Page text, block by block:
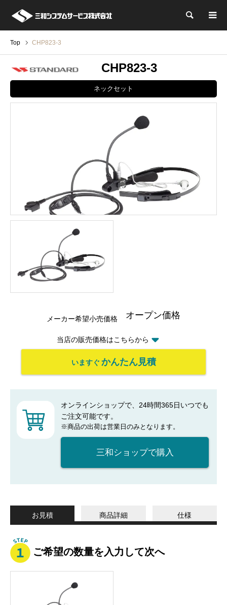
検索
Top CHP823-3
CHP823-3
ネックセット
メーカー希望小売価格 オープン価格
当店の販売価格はこちらから
いますぐ かんたん見積
オンラインショップで、24時間365日いつでも
ご注文可能です。
※商品の出荷は営業日のみとなります。
三和ショップで購入
お見積 商品詳細 仕様
ご希望の数量を入力して次へ